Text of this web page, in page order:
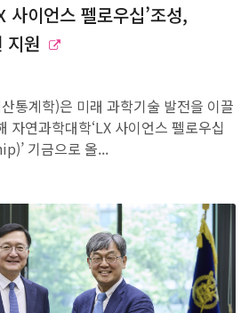
사이언스 펠로우십’조성,
지원
통계학)은 미래 과학기술 발전을 이끌
자연과학대학‘LX 사이언스 펠로우십
기금으로 올...